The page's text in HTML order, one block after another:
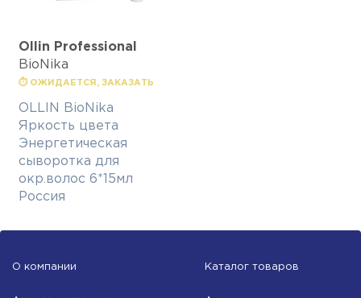
Ollin Professional
BioNika
⏱ ОЖИДАЕТСЯ, ЗАКАЗАТЬ
OLLIN BioNika
Яркость цвета
Энергетическая
сыворотка для
окр.волос 6*15мл
Россия
О компании Каталог товаров